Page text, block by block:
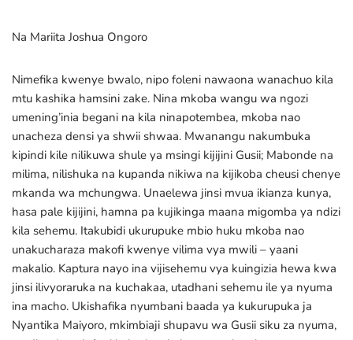
Na Mariita Joshua Ongoro
Nimefika kwenye bwalo, nipo foleni nawaona wanachuo kila
mtu kashika hamsini zake. Nina mkoba wangu wa ngozi
umening’inia begani na kila ninapotembea, mkoba nao
unacheza densi ya shwii shwaa. Mwanangu nakumbuka
kipindi kile nilikuwa shule ya msingi kijijini Gusii; Mabonde na
milima, nilishuka na kupanda nikiwa na kijikoba cheusi chenye
mkanda wa mchungwa. Unaelewa jinsi mvua ikianza kunya,
hasa pale kijijini, hamna pa kujikinga maana migomba ya ndizi
kila sehemu. Itakubidi ukurupuke mbio huku mkoba nao
unakucharaza makofi kwenye vilima vya mwili – yaani
makalio. Kaptura nayo ina vijisehemu vya kuingizia hewa kwa
jinsi ilivyoraruka na kuchakaa, utadhani sehemu ile ya nyuma
ina macho. Ukishafika nyumbani baada ya kukurupuka ja
Nyantika Maiyoro, mkimbiaji shupavu wa Gusii siku za nyuma,